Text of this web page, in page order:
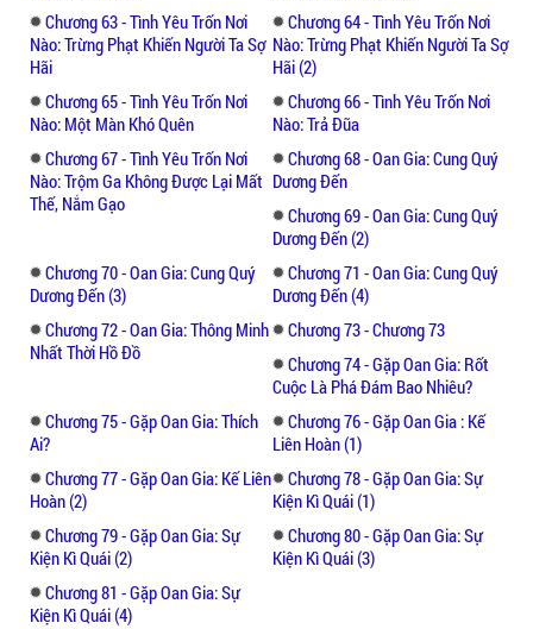
Chương 63 - Tình Yêu Trốn Nơi
Nào: Trừng Phạt Khiến Người Ta Sợ
Hãi
Chương 64 - Tình Yêu Trốn Nơi
Nào: Trừng Phạt Khiến Người Ta Sợ
Hãi (2)
Chương 65 - Tình Yêu Trốn Nơi
Nào: Một Màn Khó Quên
Chương 66 - Tình Yêu Trốn Nơi
Nào: Trả Đũa
Chương 67 - Tình Yêu Trốn Nơi
Nào: Trộm Ga Không Được Lại Mất
Thế, Nắm Gạo
Chương 68 - Oan Gia: Cung Quý
Dương Đến
Chương 69 - Oan Gia: Cung Quý
Dương Đến (2)
Chương 70 - Oan Gia: Cung Quý
Dương Đến (3)
Chương 71 - Oan Gia: Cung Quý
Dương Đến (4)
Chương 72 - Oan Gia: Thông Minh
Nhất Thời Hồ Đồ
Chương 73 - Chương 73
Chương 74 - Gặp Oan Gia: Rốt
Cuộc Là Phá Đám Bao Nhiêu?
Chương 75 - Gặp Oan Gia: Thích
Ai?
Chương 76 - Gặp Oan Gia : Kế
Liên Hoàn (1)
Chương 77 - Gặp Oan Gia: Kế Liên
Hoàn (2)
Chương 78 - Gặp Oan Gia: Sự
Kiện Kì Quái (1)
Chương 79 - Gặp Oan Gia: Sự
Kiện Kì Quái (2)
Chương 80 - Gặp Oan Gia: Sự
Kiện Kì Quái (3)
Chương 81 - Gặp Oan Gia: Sự
Kiện Kì Quái (4)